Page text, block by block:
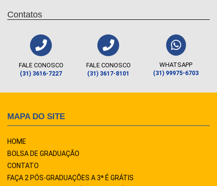
Contatos
FALE CONOSCO
(31) 3616-7227
FALE CONOSCO
(31) 3617-8101
WHATSAPP
(31) 99975-6703
MAPA DO SITE
HOME
BOLSA DE GRADUAÇÃO
CONTATO
FAÇA 2 PÓS-GRADUAÇÕES A 3ª É GRÁTIS